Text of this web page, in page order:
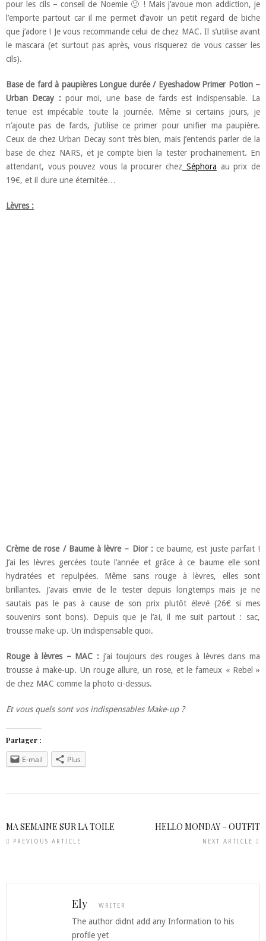
pour les cils – conseil de Noemie 🙂 ! Mais j’avoue mon addiction, je
l’emporte partout car il me permet d’avoir un petit regard de biche
que j’adore ! Je vous recommande celui de chez MAC. Il s’utilise avant
le mascara (et surtout pas après, vous risquerez de vous casser les
cils).
Base de fard à paupières Longue durée / Eyeshadow Primer Potion –
Urban Decay :pour moi, une base de fards est indispensable. La
tenue est impécable toute la journée. Même si certains jours, je
n’ajoute pas de fards, j’utilise ce primer pour unifier ma paupière.
Ceux de chez Urban Decay sont très bien, mais j’entends parler de la
base de chez NARS, et je compte bien la tester prochainement. En
attendant, vous pouvez vous la procurer chez Séphora au prix de
19€, et il dure une éternitée…
Lèvres :
Crème de rose / Baume à lèvre – Dior :ce baume, est juste parfait !
J’ai les lèvres gercées toute l’année et grâce à ce baume elle sont
hydratées et repulpées. Même sans rouge à lèvres, elles sont
brillantes. J’avais envie de le tester depuis longtemps mais je ne
sautais pas le pas à cause de son prix plutôt élevé (26€ si mes
souvenirs sont bons). Depuis que je l’ai, il me suit partout : sac,
trousse make-up. Un indispensable quoi.
Rouge à lèvres – MAC : j’ai toujours des rouges à lèvres dans ma
trousse à make-up. Un rouge allure, un rose, et le fameux « Rebel »
de chez MAC comme la photo ci-dessus.
Et vous quels sont vos indispensables Make-up ?
Partager :
E-mail Plus
MA SEMAINE SUR LA TOILE
PREVIOUS ARTICLE
HELLO MONDAY – OUTFIT
NEXT ARTICLE
Ely WRITER
The author didnt add any Information to his
profile yet